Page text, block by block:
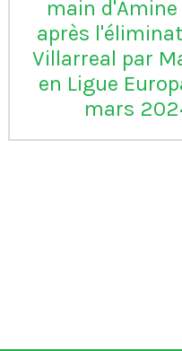
main
après
Villarreal par
en Ligue
mars